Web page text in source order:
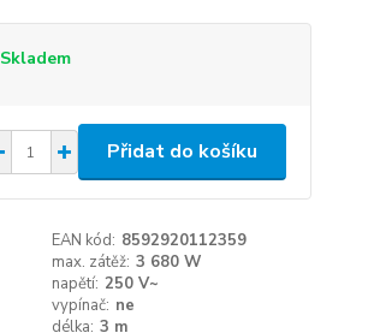
Skladem
Přidat do košíku
EAN kód: 8592920112359
max. zátěž: 3 680 W
napětí: 250 V~
vypínač: ne
délka: 3 m